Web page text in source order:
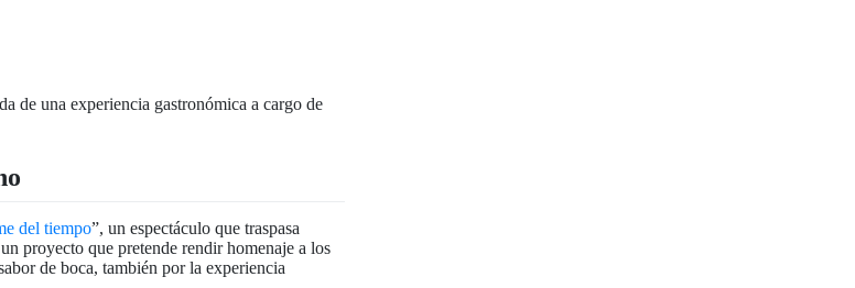
del tiempo”, un espectáculo que traspasa
proyecto que pretende rendir homenaje a los
de boca, también por la experiencia